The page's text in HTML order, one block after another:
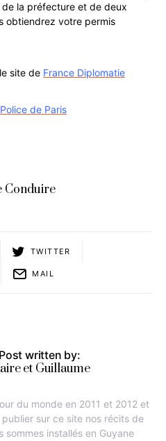
la préfecture et de deux
obtiendrez votre permis
site de France Diplomatie
de Paris
Conduire
TWITTER
MAIL
Post written by:
et Guillaume
du monde en 2011 et 2012 et
sur ce site nos récits de
sommes installés en Guyane